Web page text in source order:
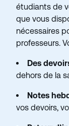
étudiants de
que vous
nécessaires
professeurs.
Des
dehors de la
Notes
vos devoirs,